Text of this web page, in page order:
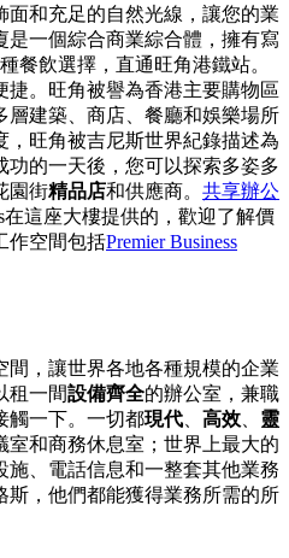
和充足的自然光線，讓您的業
一個綜合商業綜合體，擁有寫
餐飲選擇，直通旺角港鐵站。
捷。旺角被譽為香港主要購物區
層建築、商店、餐廳和娛樂場所
，旺角被吉尼斯世界紀錄描述為
的一天後，您可以探索多姿多
園街精品店和供應商。 共享辦公
在這座大樓提供的，歡迎了解價
作空間包括Premier Business
間，讓世界各地各種規模的企業
租一間設備齊全的辦公室，兼職
觸一下。一切都現代、 高效、 靈
室和商務休息室；世界上最大的
、電話信息和一整套其他業務
斯，他們都能獲得業務所需的所